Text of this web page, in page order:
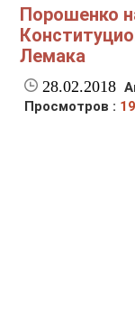
Порошенко
Лемака
28.02.2018
Просмотров :